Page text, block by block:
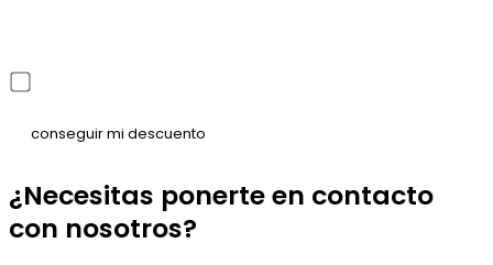
¿Necesitas ponerte en contacto
con nosotros?